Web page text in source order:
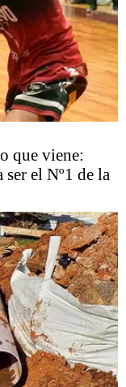
que viene:
el Nº1 de la